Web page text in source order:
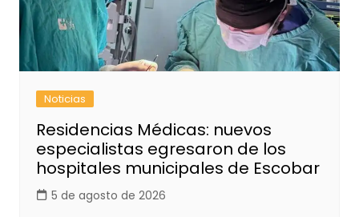
Noticias
Residencias Médicas: nuevos
especialistas egresaron de los
hospitales municipales de Escobar
5 de agosto de 2026